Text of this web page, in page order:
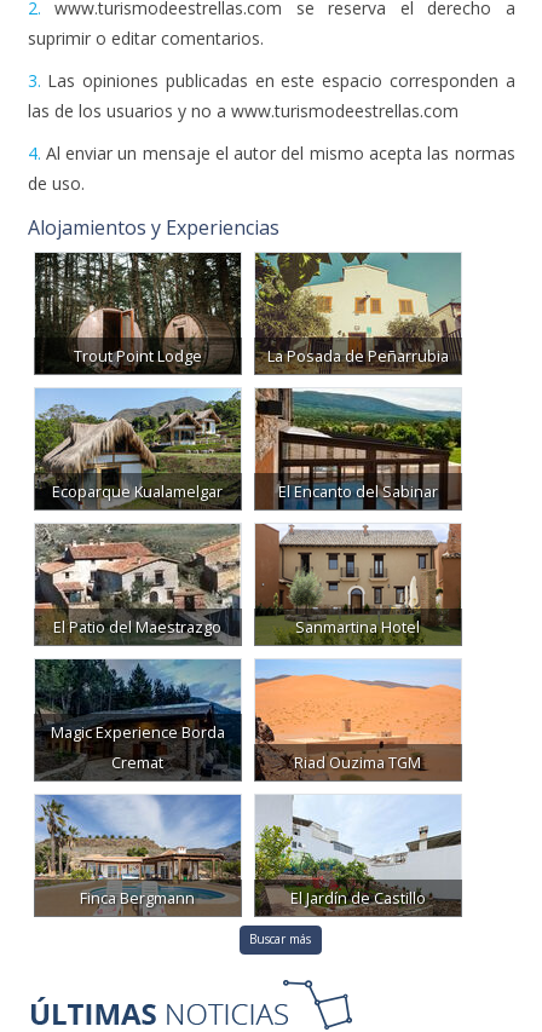
2. www.turismodeestrellas.com se reserva el derecho a
suprimir o editar comentarios.
3. Las opiniones publicadas en este espacio corresponden a
las de los usuarios y no a www.turismodeestrellas.com
4. Al enviar un mensaje el autor del mismo acepta las normas
de uso.
Alojamientos y Experiencias
Trout Point Lodge La Posada de Peñarrubia
Ecoparque Kualamelgar El Encanto del Sabinar
El Patio del Maestrazgo Sanmartina Hotel
Magic Experience Borda
Cremat
Riad Ouzima TGM
Finca Bergmann El Jardín de Castillo
Buscar más